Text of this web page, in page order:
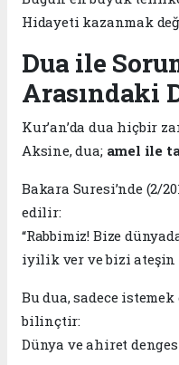
Hidayeti kazanmak
Dua ile
Arasındaki
Kur’an’da dua hiçbir
Aksine, dua; amel ile
Bakara Suresi’nde (2/
edilir:
“Rabbimiz! Bize
iyilik ver ve bizi ateşin
Bu dua, sadece
bilinçtir:
Dünya ve ahiret